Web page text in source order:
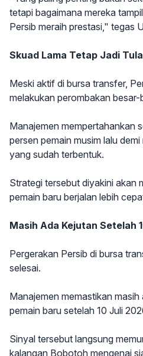
tetapi bagaimana mereka
Persib meraih prestasi," tegas
Skuad Lama Tetap Jadi
Meski aktif di bursa transfer,
melakukan perombakan besar-
Manajemen mempertahankan
persen pemain musim lalu
yang sudah terbentuk.
Strategi tersebut diyakini akan
pemain baru berjalan lebih
Masih Ada Kejutan Setelah
Pergerakan Persib di bursa
selesai.
Manajemen memastikan
pemain baru setelah 10 Juli
Sinyal tersebut langsung
kalangan Bobotoh mengenai